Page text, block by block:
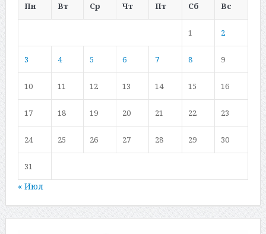
Пн
Вт Ср Чт Пт Сб Вс
1 2
3 4 5 6 7 8 9
10 11 12 13 14 15 16
17 18 19 20 21 22 23
24 25 26 27 28 29 30
31
« Июл